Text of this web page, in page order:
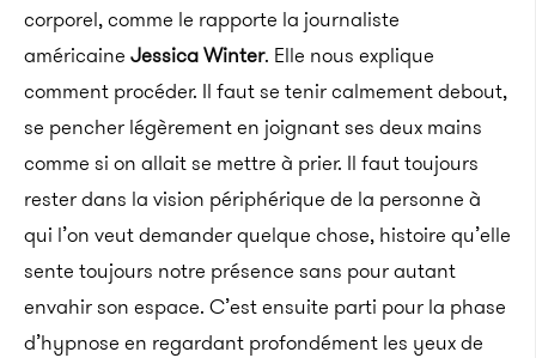
corporel, comme le rapporte la journaliste
américaine Jessica Winter. Elle nous explique
comment procéder. Il faut se tenir calmement debout,
se pencher légèrement en joignant ses deux mains
comme si on allait se mettre à prier. Il faut toujours
rester dans la vision périphérique de la personne à
qui l’on veut demander quelque chose, histoire qu’elle
sente toujours notre présence sans pour autant
envahir son espace. C’est ensuite parti pour la phase
d’hypnose en regardant profondément les yeux de